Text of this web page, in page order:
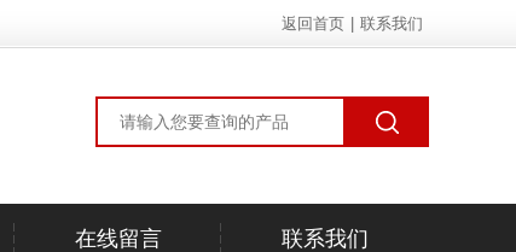
返回首页 联系我们
在线留言 联系我们